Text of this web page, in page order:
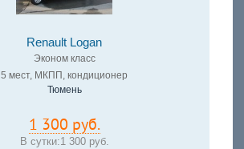
Renault Logan
Эконом класс
5 мест, МКПП, кондиционер
Тюмень
1 300 руб.
В сутки:1 300 руб.